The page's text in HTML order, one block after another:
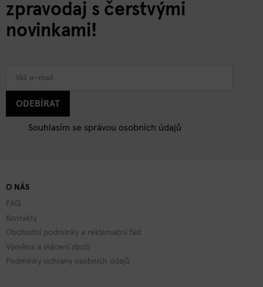
zpravodaj s čerstvými
novinkami!
ODEBÍRAT
Souhlasím se správou osobních údajů
O NÁS
FAQ
Kontakty
Obchodní podmínky a reklamační řád
Výměna a vrácení zboží
Podmínky ochrany osobních údajů